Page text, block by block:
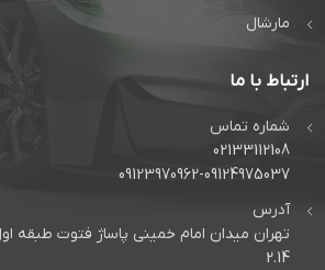
مارشال
ارتباط با ما
شماره تماس
02133112108
09123970962-09124975037
آدرس
تهران میدان امام خمینی پاساژ فتوت طبقه
2.14